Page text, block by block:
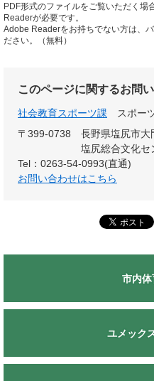
PDF形式のファイルをご覧いただく場
Readerが必要です。
Adobe Readerをお持ちでない方は、
ださい。（無料）
このページに関するお問
社会教育スポーツ課
スポー
〒399-0738
長野県塩尻市大
塩尻総合文化セ
Tel：0263-54-0993(直通)
お問い合わせはこちら
市内
ユメック